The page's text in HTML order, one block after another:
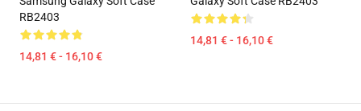
RB2403
14,81 € - 16,10 €
14,81 € - 16,10 €